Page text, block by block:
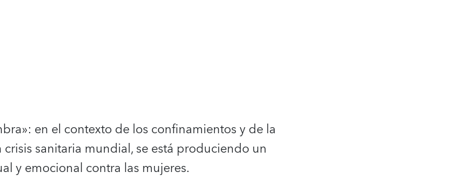
en el contexto de los confinamientos y de la
sanitaria mundial, se está produciendo un
y emocional contra las mujeres.